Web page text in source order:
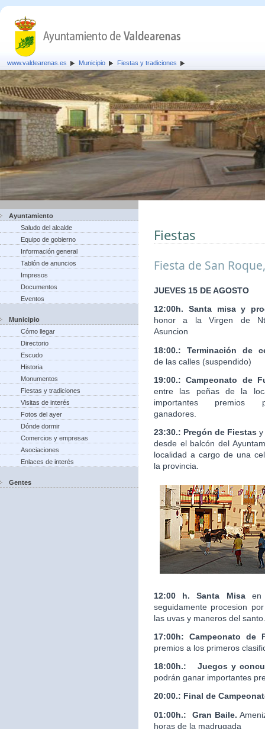
www.valdearenas.es Municipio Fiestas y tradiciones
Ayuntamiento
Saludo del alcalde
Equipo de gobierno
Información general
Tablón de anuncios
Impresos
Documentos
Eventos
Municipio
Cómo llegar
Directorio
Escudo
Historia
Monumentos
Fiestas y tradiciones
Visitas de interés
Fotos del ayer
Dónde dormir
Comercios y empresas
Asociaciones
Enlaces de interés
Gentes
Fiestas
Fiesta de San
JUEVES 15 DE AGOSTO
12:00h. Santa misa y
honor a la Virgen de
Asuncion
18:00.: Terminación de
de las calles (suspendido)
19:00.: Campeonato de
entre las peñas de la
importantes premios
ganadores.
23:30.: Pregón de Fiestas y
desde el balcón del
localidad a cargo de una
la provincia.
12:00 h. Santa Misaen
seguidamente procesion
las uvas y maneros del santo.
17:00h: Campeonato de
premios a los primeros
18:00h.:
Juegos y
podrán ganar importantes
20:00.: Final de
01:00h.: Gran Baile.
horas de la madrugada